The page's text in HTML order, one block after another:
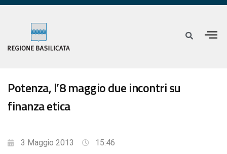
Potenza, l’8 maggio due incontri su
finanza etica
3 Maggio 2013 15:46